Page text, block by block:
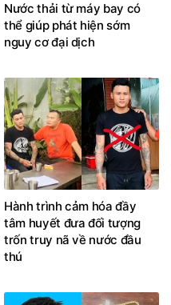
Nước thải từ máy bay có
thể giúp phát hiện sớm
nguy cơ đại dịch
Hành trình cảm hóa đầy
tâm huyết đưa đối tượng
trốn truy nã về nước đầu
thú